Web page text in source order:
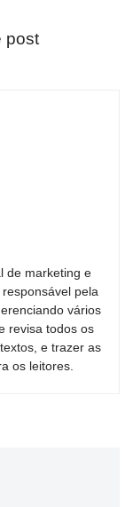
post
de marketing e
pela
vários
revisa todos os
e trazer as
os leitores.